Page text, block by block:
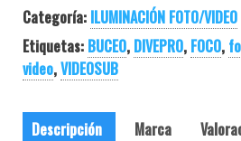
Categoría: ILUMINACIÓN FOTO/VIDEO
Etiquetas: BUCEO, DIVEPRO, FOCO,
video,VIDEOSUB
Descripción Marca